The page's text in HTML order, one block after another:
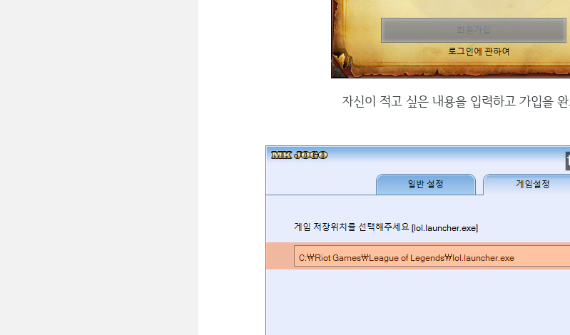
자신이 적고 싶은 내용을 입력하고 가입을